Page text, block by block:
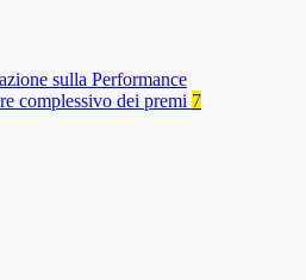
sulla Performance
complessivo dei premi 7